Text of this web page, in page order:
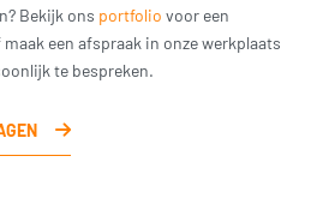
Bekijk ons portfolio voor een
een afspraak in onze werkplaats
te bespreken.